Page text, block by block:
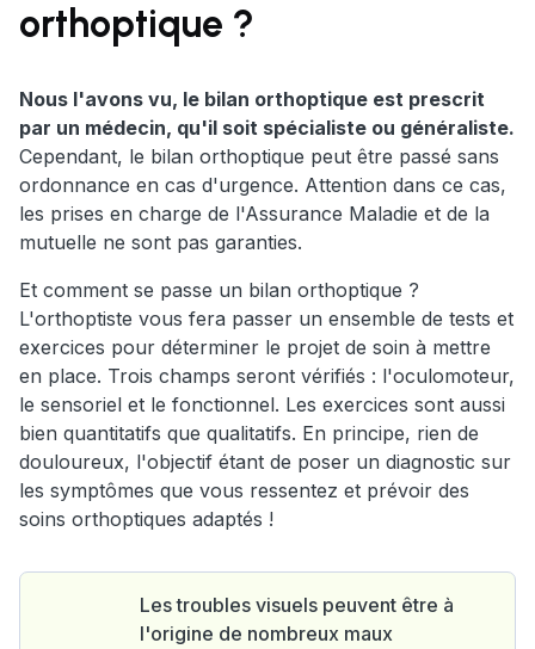
orthoptique ?
Nous l'avons vu, le bilan orthoptique est prescrit
par un médecin, qu'il soit spécialiste ou généraliste.
Cependant, le bilan orthoptique peut être passé sans
ordonnance en cas d'urgence. Attention dans ce cas,
les prises en charge de l'Assurance Maladie et de la
mutuelle ne sont pas garanties.
Et comment se passe un bilan orthoptique ?
L'orthoptiste vous fera passer un ensemble de tests et
exercices pour déterminer le projet de soin à mettre
en place. Trois champs seront vérifiés : l'oculomoteur,
le sensoriel et le fonctionnel. Les exercices sont aussi
bien quantitatifs que qualitatifs. En principe, rien de
douloureux, l'objectif étant de poser un diagnostic sur
les symptômes que vous ressentez et prévoir des
soins orthoptiques adaptés !
Les troubles visuels peuvent être à
l'origine de nombreux maux